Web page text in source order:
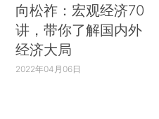
向松祚：宏观经济70
讲，带你了解国内外
经济大局
2022年04月06日